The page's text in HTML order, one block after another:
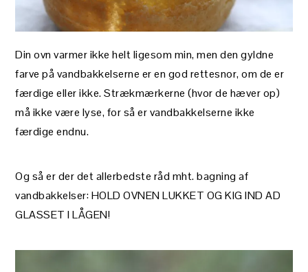
Din ovn varmer ikke helt ligesom min, men den gyldne
farve på vandbakkelserne er en god rettesnor, om de er
færdige eller ikke. Strækmærkerne (hvor de hæver op)
må ikke være lyse, for så er vandbakkelserne ikke
færdige endnu.
Og så er der det allerbedste råd mht. bagning af
vandbakkelser: HOLD OVNEN LUKKET OG KIG IND AD
GLASSET I LÅGEN!